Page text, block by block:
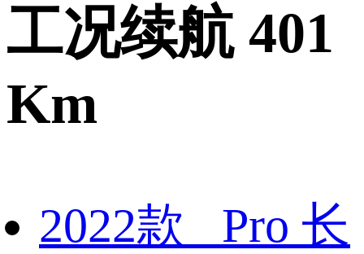
工况续航 401
Km
2022款 Pro 长